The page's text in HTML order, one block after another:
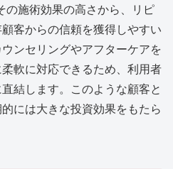
の施術効果の高さから、リピ
客からの信頼を獲得しやすい
ンセリングやアフターケアを
軟に対応できるため、利用者
結します。このような顧客と
には大きな投資効果をもたら